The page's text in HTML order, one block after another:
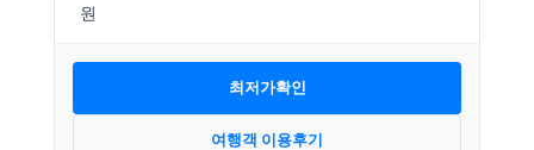
최저가확인
여행객 이용후기